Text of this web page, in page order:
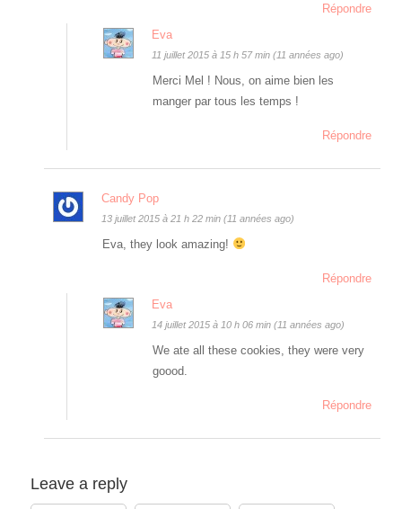
Répondre
Eva
11 juillet 2015 à 15 h 57 min (11 années ago)
Merci Mel ! Nous, on aime bien les
manger par tous les temps !
Répondre
Candy Pop
13 juillet 2015 à 21 h 22 min (11 années ago)
Eva, they look amazing!
Répondre
Eva
14 juillet 2015 à 10 h 06 min (11 années ago)
We ate all these cookies, they were very
goood.
Répondre
Leave a reply